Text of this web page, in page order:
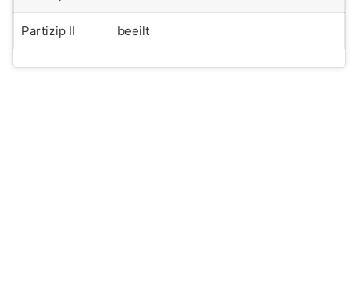
Partizip II beeilt